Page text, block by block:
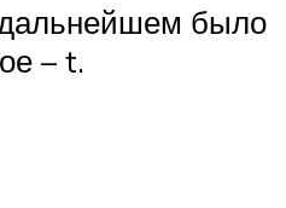
дальнейшем было
– t.